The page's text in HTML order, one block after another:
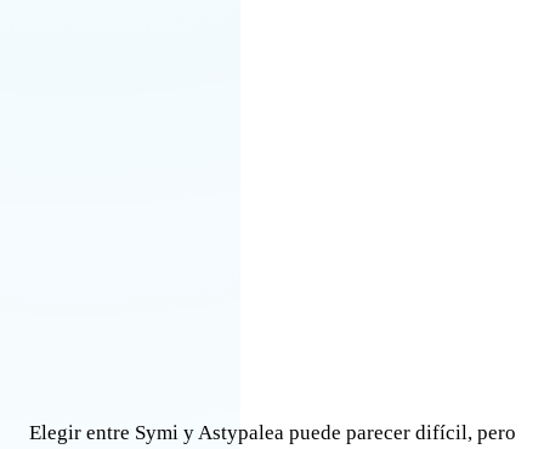
Elegir entre Symi y Astypalea puede parecer difícil, pero